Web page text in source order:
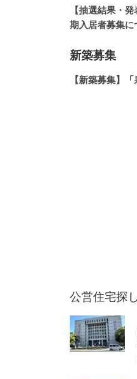
【抽選結果・
期入居者募集に
新築募集
【新築募集】
公営住宅探